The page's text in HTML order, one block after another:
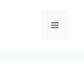
Menu